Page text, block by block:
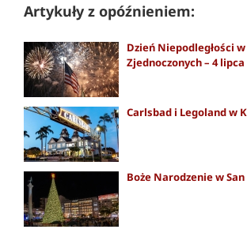
Artykuły z opóźnieniem:
Dzień Niepodległości
Zjednoczonych – 4 lipca
Carlsbad i Legoland w
Boże Narodzenie w